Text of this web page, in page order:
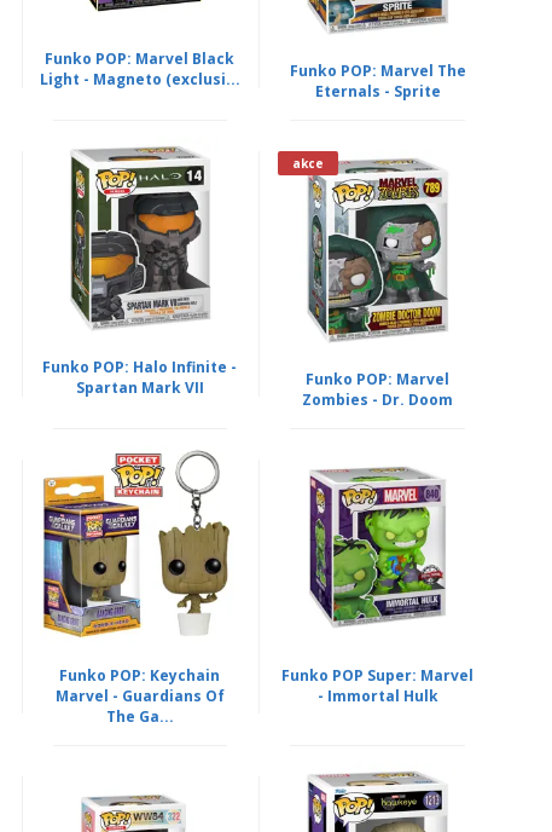
Funko POP: Marvel Black
Light - Magneto (exclusi...
Funko POP: Marvel The
Eternals - Sprite
Funko POP: Halo Infinite -
Spartan Mark VII
akce
Funko POP: Marvel
Zombies - Dr. Doom
Funko POP: Keychain
Marvel - Guardians Of
The Ga...
Funko POP Super: Marvel
- Immortal Hulk